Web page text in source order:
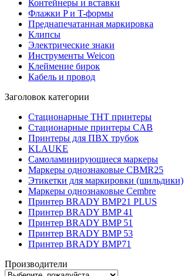
Контейнеры и вставки
Флажки P и T-формы
Преднапечатанная маркировка
Клипсы
Электрические знаки
Инструменты Weicon
Клеймение бирок
Кабель и провод
Заголовок категории
Стационарные THT принтеры
Стационарные принтеры CAB
Принтеры для ПВХ трубок
KLAUKE
Самоламинирующиеся маркеры
Маркеры однознаковые CBMR25
Этикетки для маркировки (шильдики)
Маркеры однознаковые Cembre
Принтер BRADY BMP21 PLUS
Принтер BRADY BMP 41
Принтер BRADY BMP 51
Принтер BRADY BMP 53
Принтер BRADY BMP71
Производители